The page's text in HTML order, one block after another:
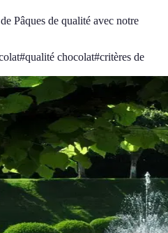
Pâques de qualité avec notre
#qualité chocolat#critères de